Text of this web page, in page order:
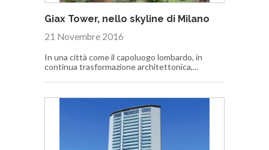
Giax Tower, nello skyline di Milano
21 Novembre 2016
In una città come il capoluogo lombardo, in
continua trasformazione architettonica,...